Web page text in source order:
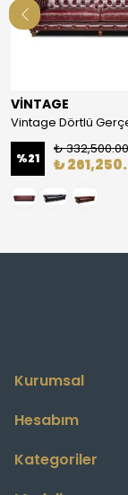
VİNTAGE
%21
₺ 332,500.00
₺
Kurumsal
Hesabım
Kategoriler